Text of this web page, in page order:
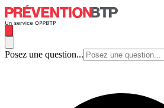
Posez une question...